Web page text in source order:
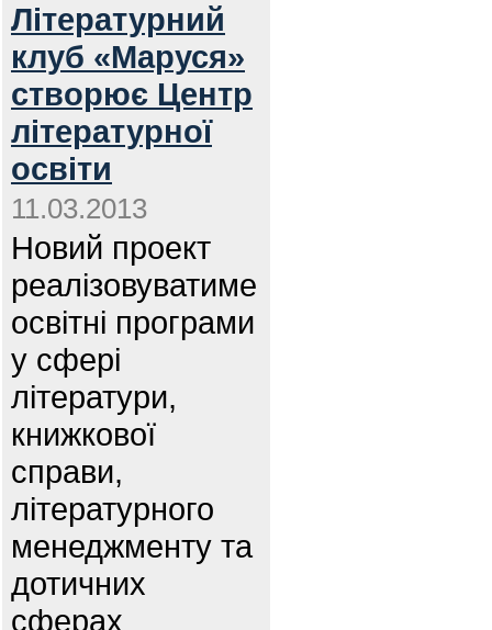
Літературний
клуб «Маруся»
створює Центр
літературної
освіти
11.03.2013
Новий проект
реалізовуватиме
освітні програми
у сфері
літератури,
книжкової
справи,
літературного
менеджменту та
дотичних
сферах